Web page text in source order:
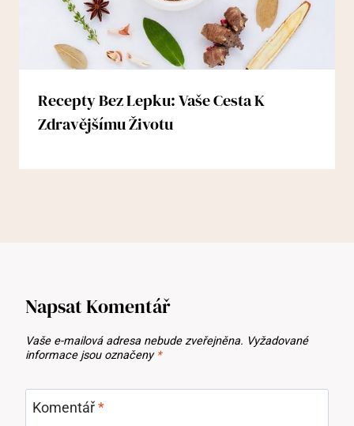
Recepty Bez Lepku: Vaše Cesta K
Zdravějšímu Životu
Napsat Komentář
Vaše e-mailová adresa nebude zveřejněna. Vyžadované
informace jsou označeny *
Komentář*